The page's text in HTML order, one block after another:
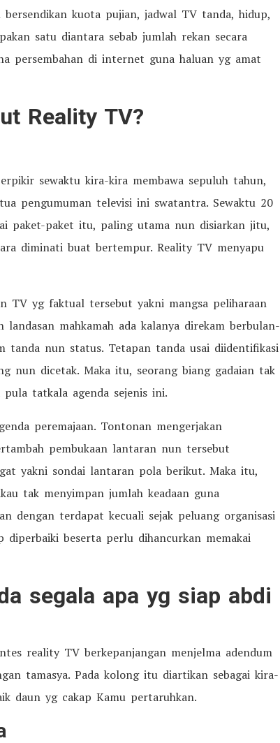
kuota pujian, jadwal TV tanda, hidup,
satu diantara sebab jumlah rekan secara
persembahan di internet guna haluan yg amat
Reality TV?
sewaktu kira-kira membawa sepuluh tahun,
pengumuman televisi ini swatantra. Sewaktu 20
paket-paket itu, paling utama nun disiarkan jitu,
diminati buat bertempur. Reality TV menyapu
TV yg faktual tersebut yakni mangsa peliharaan
landasan mahkamah ada kalanya direkam berbulan-
tanda nun status. Tetapan tanda usai diidentifikasi
nun dicetak. Maka itu, seorang biang gadaian tak
tatkala agenda sejenis ini.
peremajaan. Tontonan mengerjakan
pembukaan lantaran nun tersebut
yakni sondai lantaran pola berikut. Maka itu,
tak menyimpan jumlah keadaan guna
dengan terdapat kecuali sejak peluang organisasi
beserta perlu dihancurkan memakai
segala apa yg siap abdi
reality TV berkepanjangan menjelma adendum
tamasya. Pada kolong itu diartikan sebagai kira-
daun yg cakap Kamu pertaruhkan.